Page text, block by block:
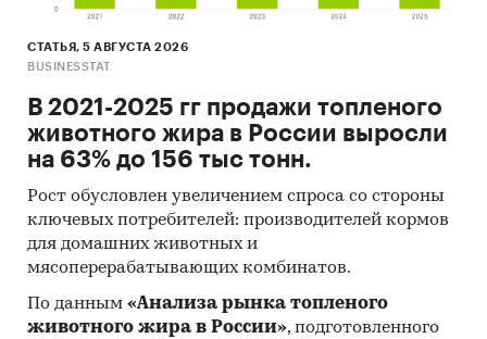
СТАТЬЯ, 5 АВГУСТА 2026
BUSINESSTAT
В 2021-2025 гг продажи топленого
животного жира в России выросли
на 63% до 156 тыс тонн.
Рост обусловлен увеличением спроса со стороны
ключевых потребителей: производителей кормов
для домашних животных и
мясоперерабатывающих комбинатов.
По данным «Анализа рынка топленого
животного жира в России», подготовленного